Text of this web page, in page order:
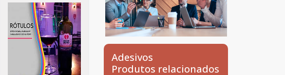
Adesivos
Produtos relacionados